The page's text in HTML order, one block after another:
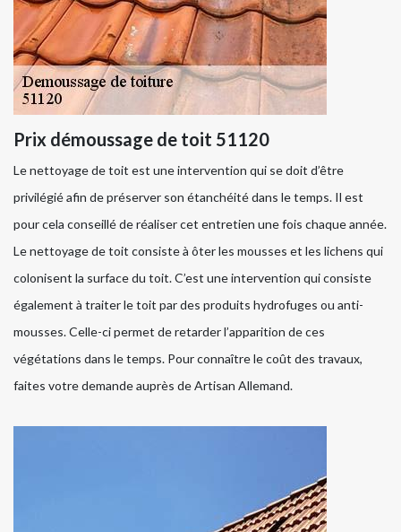
Prix démoussage de toit 51120
Le nettoyage de toit est une intervention qui se doit d’être
privilégié afin de préserver son étanchéité dans le temps. Il est
pour cela conseillé de réaliser cet entretien une fois chaque année.
Le nettoyage de toit consiste à ôter les mousses et les lichens qui
colonisent la surface du toit. C’est une intervention qui consiste
également à traiter le toit par des produits hydrofuges ou anti-
mousses. Celle-ci permet de retarder l’apparition de ces
végétations dans le temps. Pour connaître le coût des travaux,
faites votre demande auprès de Artisan Allemand.